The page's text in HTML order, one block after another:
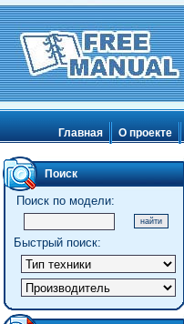
Главная О проекте
Поиск
Поиск по модели:
Быстрый поиск: